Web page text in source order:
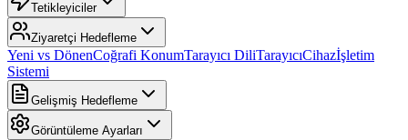
Tetikleyiciler
Ziyaretçi Hedefleme
Yeni vs DönenCoğrafi KonumTarayıcı DiliTarayıcıCihazİşletim
Sistemi
Gelişmiş Hedefleme
Görüntüleme Ayarları